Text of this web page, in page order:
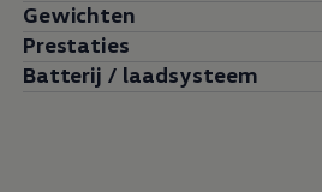
Gewichten
Prestaties
Batterij / laadsysteem